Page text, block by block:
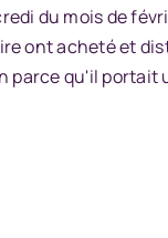
du mois de
ont acheté et
qu'il portait